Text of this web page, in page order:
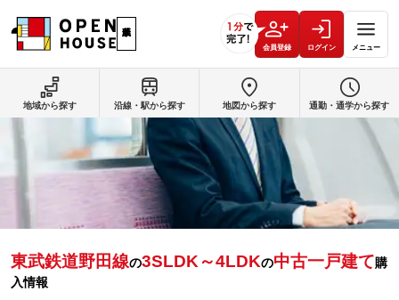
会員登録 ログイン メニュー
東武鉄道野田線の3SLDK～4LDKの中古一戸建て購
入情報
地域から探す 沿線・駅から探す 地図から探す 通勤・通学から探す